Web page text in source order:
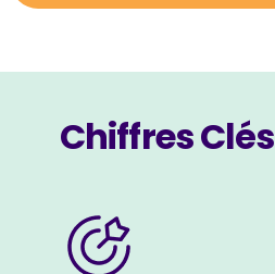
Chiffres Clés